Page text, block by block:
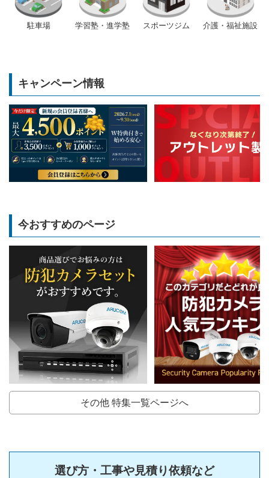
駐車場 学習塾・進学塾 スポーツジム 介護・福祉施設
キャンペーン情報
今おすすめのページ
その他 特集一覧ページへ
選び方・工事や見積り依頼など